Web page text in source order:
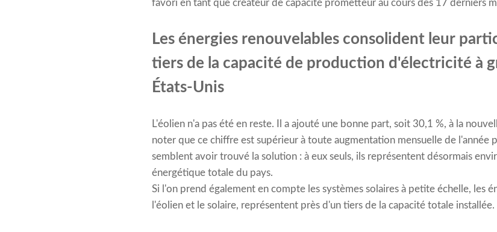
favori en tant que créateur de capacité prometteur au cours des 17 derniers
Les énergies renouvelables consolident leur
tiers de la capacité de production d'électricité à
États-Unis
L'éolien n'a pas été en reste. Il a ajouté une bonne part, soit 30,1 %, à la
noter que ce chiffre est supérieur à toute augmentation mensuelle de l'année
semblent avoir trouvé la solution : à eux seuls, ils représentent désormais
énergétique totale du pays.
Si l'on prend également en compte les systèmes solaires à petite échelle, les
l'éolien et le solaire, représentent près d'un tiers de la capacité totale installée.